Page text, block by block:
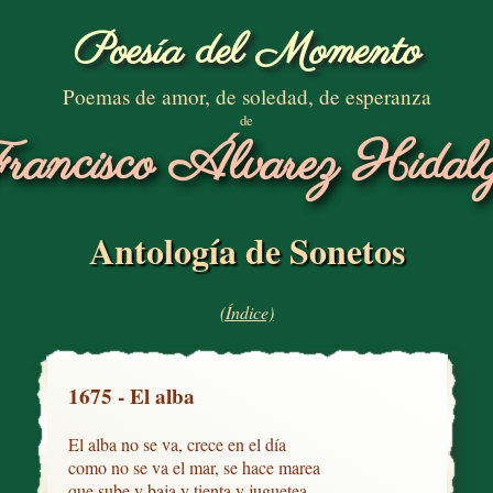
Poesía del Momento
Poemas de amor, de soledad, de esperanza
de
Álvarez
Antología de Sonetos
(Índice)
1675 - El alba
El alba no se va, crece en el día
como no se va el mar, se hace marea